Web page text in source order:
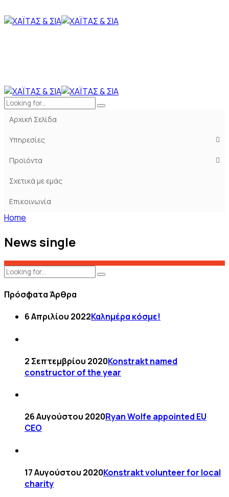
Αρχική Σελίδα
Υπηρεσίες
Προϊόντα
Σχετικά με εμάς
Επικοινωνία
Home
News single
Πρόσφατα Άρθρα
6 Απριλίου 2022Καλημέρα κόσμε!
2 Σεπτεμβρίου 2020Konstrakt named
constructor of the year
26 Αυγούστου 2020Ryan Wolfe appointed EU
CEO
17 Αυγούστου 2020Konstrakt volunteer for local
charity